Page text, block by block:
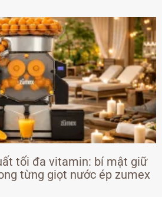
tối đa vitamin: bí mật giữ
từng giọt nước ép zumex